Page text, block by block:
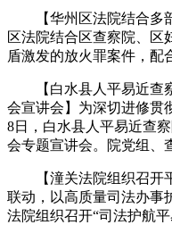
【华州区法院结合多部
区法院结合区查察院、区
盾激发的放火罪案件，配
【白水县人平易近查察
会宣讲会】为深切进修贯
8日，白水县人平易近查
会专题宣讲会。院党组、
【潼关法院组织召开平
联动，以高质量司法办事
法院组织召开“司法护航